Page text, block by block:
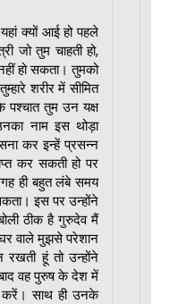
क्यों आई हो पहले
जो तुम चाहती हो,
हो सकता। तुमको
शरीर में सीमित
तुम उन यक्ष
नाम इस थोड़ा
कर इन्हें प्रसन्न
कर सकती हो पर
ही बहुत लंबे समय
इस पर उन्होंने
ठीक है गुरुदेव मैं
वाले मुझसे परेशान
हूं तो उन्होंने
वह पुरुष के देश में
करें। साथ ही उनके